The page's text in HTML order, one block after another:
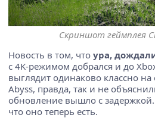
Скриншот геймплея
Новость в том, что ура,
с 4K-режимом добрался и до
выглядит одинаково классно на
Abyss, правда, так и не
обновление вышло с
что оно теперь есть.